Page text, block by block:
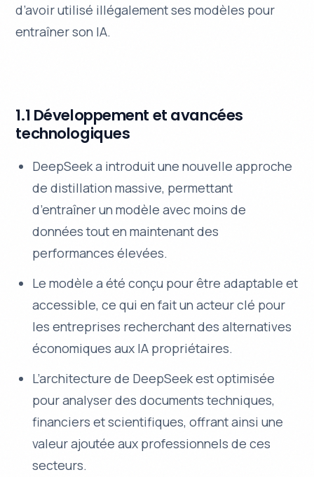
d’avoir utilisé illégalement ses modèles pour
entraîner son IA.
1.1 Développement et avancées
technologiques
DeepSeek a introduit une nouvelle approche
de distillation massive, permettant
d’entraîner un modèle avec moins de
données tout en maintenant des
performances élevées.
Le modèle a été conçu pour être adaptable et
accessible, ce qui en fait un acteur clé pour
les entreprises recherchant des alternatives
économiques aux IA propriétaires.
L’architecture de DeepSeek est optimisée
pour analyser des documents techniques,
financiers et scientifiques, offrant ainsi une
valeur ajoutée aux professionnels de ces
secteurs.